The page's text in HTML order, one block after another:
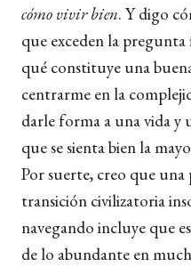
cómo vivir bien. Y digo
que exceden la
qué constituye una
centrarme en la
darle forma a una vida y
que se sienta bien la
Por suerte, creo que
transición civilizatoria
navegando incluye que
de lo abundante en